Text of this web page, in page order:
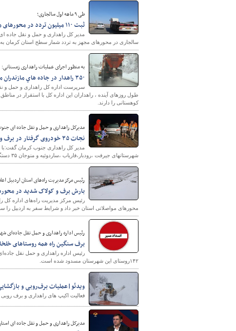
طی ۹ ماهه اول سالجاری؛
ثبت ۱۱۰ میلیون تردد در محورهای مواصلاتی استان با بيش از ۳ درصد رشد
سالجاری در محورهای مجهز به تردد شمار سطح استان کرمان به
به منظور اجرای عملیات راهداری زمستانی:
۳۵۰ راهدار در جاده هاي مازندران مستقرند
سرپرست اداره کل راهداری و حمل و
طول روزهای آینده ، راهداران اين اداره كل با استقرار در
کوهستانی را دارند.
مدیرکل راهداری و حمل و نقل جاده ای
نجات ۳۵ خودروی گرفتار در برف و سیلاب توسط راهداران جنوب کرمان
مدیر کل راهداری جنوب کرمان گفت:با
شهرستانهای جیرفت ،رودبار،فاریاب ،ساردوئیه و منوجان ۳۵ دستگاه خودروی گرفتار در سیلاب و برف را با استفاده از توان ماشین آلات راهداری نجات دادند.
رئیس مرکز مدیریت راه‌های استان اردبیل
بارش برف و کولاک شدید در
رئیس مرکز مدیریت راه‌های اداره کل
محورهای مواصلاتی استان خبر داد و شرایط سفر به اردبیل را
رئیس اداره راهداری و حمل نقل جاده‌ای
برف سنگین راه همه روستاهای
رئیس اداره راهداری و حمل نقل
۱۴۲روستای این شهرستان مسدود شده است.
ویدئو|عملیات برف‌روبی و
فعالیت اکیپ های راهداری و برف روبی
مدیرکل راهداری و حمل و نقل جاده ای